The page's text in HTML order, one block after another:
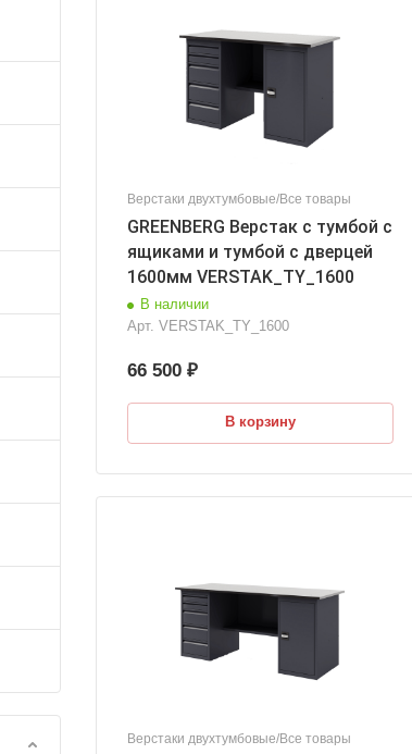
Верстаки двухтумбовые/Все товары
GREENBERG Верстак с тумбой с
ящиками и тумбой с дверцей
1600мм VERSTAK_ТY_1600
В наличии
Арт. VERSTAK_ТY_1600
66 500 ₽
В корзину
Верстаки двухтумбовые/Все товары